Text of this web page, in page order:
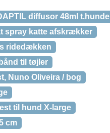
diffusor 48ml t.hunde
spray katte afskrækker
ridedækken
til tøjler
Nuno Oliveira / bog
til hund X-large
cm